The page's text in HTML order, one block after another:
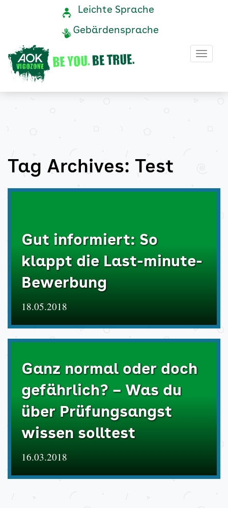
Archive
AOK
Vigozone
Navigation
Service-
Leichte Sprache
Gebärdensprache
Tag Archives: Test
Gut informiert: So
klappt die Last-minute-
Bewerbung
18.05.2018
Ganz normal oder doch
gefährlich? – Was du
über Prüfungsangst
wissen solltest
16.03.2018